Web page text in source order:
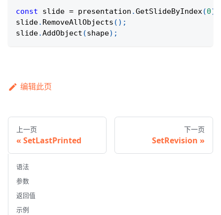
const slide = presentation .GetSlideByIndex(0)
slide. RemoveAllObjects ( ) ;
slide.AddObject (shape) ;
编辑此页
上一页
SetLastPrinted
下一页
SetRevision
语法
参数
返回值
示例